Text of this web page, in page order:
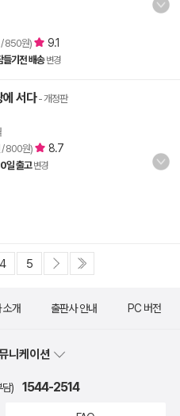
/ 850원) 9.1
들기전 배송 변경
에 서다- 개정판
/ 800원) 8.7
일 출고 변경
4 5
소개 출판사 안내 PC 버전
니케이션
담) 1544-2514